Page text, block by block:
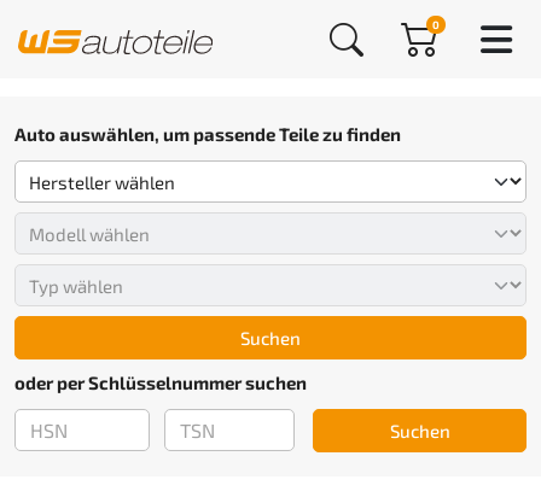
0
Auto auswählen, um passende Teile zu finden
Suchen
oder per Schlüsselnummer suchen
Suchen